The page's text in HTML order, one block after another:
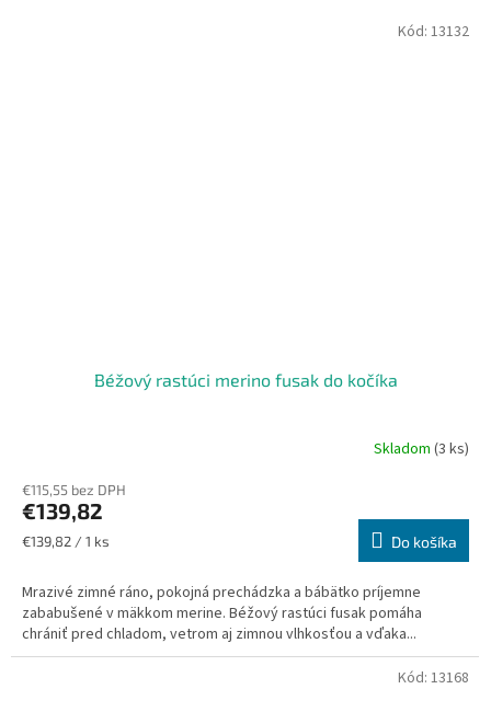
Béžový rastúci merino fusak do kočíka
produktu
je
5,0
hviezdičiek.
Skladom(3 ks)
€115,55 bez DPH
€139,82
Jednotková
€139,82 / 1 ks Do košíka
Mrazivé zimné ráno, pokojná prechádzka a bábätko príjemne
zababušené v mäkkom merine. Béžový rastúci fusak pomáha
chrániť pred chladom, vetrom aj zimnou vlhkosťou a vďaka...
Kód: 13132
Kód: 13168